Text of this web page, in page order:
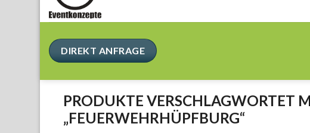
DIREKT ANFRAGE
PRODUKTE VERSCHLAGWORTET
„FEUERWEHRHÜPFBURG“